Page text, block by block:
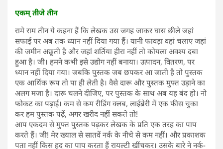
एकम् तीजे तीन
रामे राम तीन ये कहना हैं कि लेखक उस जगह जाकर घास छीले जहां
सफाई पर अब तक ध्यान नहीं दिया गया हैं। यानी फावड़ा वहां चलाए जहां
की जमीन अछूती है और जहां शर्तिया हीरा नहीं तो कोयला अवश्य दबा
हुआ है। जी। हमने कभी इसे उद्योग नहीं बनाया। उत्पादन, वितरण, पर
ध्यान नहीं दिया गया। जबकि पुस्तक जब छपकर आ जाती है तो पुस्तक
एक आर्थिक रूप तो पा ही लेती है। वैसे दारू और पुस्तक मुफ्त उड़ाने का
अलग मजा है। दारू चलने दीजिए, पर पुस्तक के साथ अब यह बंद हो। नो
फोकट का पढ़ाई। कम से कम रीडिंग क्लब, लाईब्रेरी में एक फीस चुका
कर हम पुस्तक पढ़ें, अगर खरीद नहीं सकते तो!
आप एकदम से मुफ्त पुस्तक पढ़कर लेखक के प्रति एक तरह का पाप
करते हैं। जी! मेर ख्याल से सातवें नर्क के नीचे से कम नहीं। और प्रकाशक
पता नहीं किस हद का पाप करता हैं रायल्टी खींचकर। उसके बारे ने नर्क-